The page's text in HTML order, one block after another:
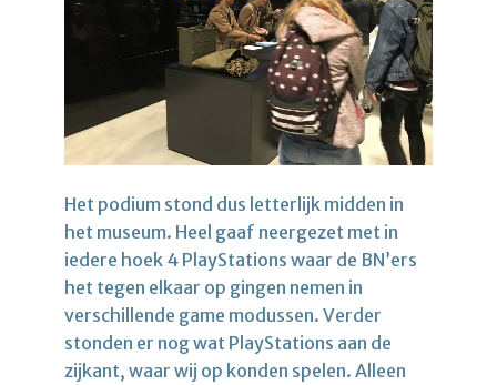
Het podium stond dus letterlijk midden in
het museum. Heel gaaf neergezet met in
iedere hoek 4 PlayStations waar de BN’ers
het tegen elkaar op gingen nemen in
verschillende game modussen. Verder
stonden er nog wat PlayStations aan de
zijkant, waar wij op konden spelen. Alleen